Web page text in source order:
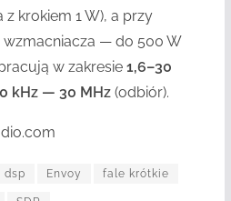
z krokiem 1 W), a przy
— do 500 W
w zakresie 1,6–30
kHz — 30 MHz(odbiór).
dsp Envoy fale krótkie